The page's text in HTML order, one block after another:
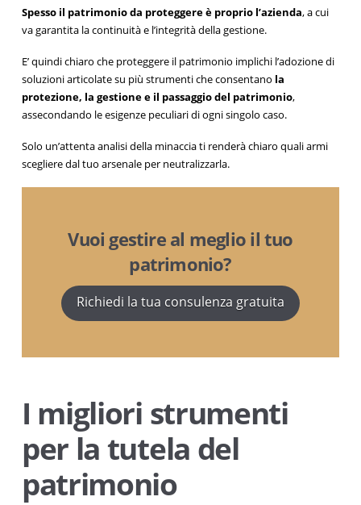
Spesso il patrimonio da proteggere è proprio l’azienda, a cui
va garantita la continuità e l’integrità della gestione.
E’ quindi chiaro che proteggere il patrimonio implichi l’adozione di
soluzioni articolate su più strumenti che consentano la
protezione, la gestione e il passaggio del patrimonio,
assecondando le esigenze peculiari di ogni singolo caso.
Solo un’attenta analisi della minaccia ti renderà chiaro quali armi
scegliere dal tuo arsenale per neutralizzarla.
Vuoi gestire al meglio il tuo
patrimonio?
Richiedi la tua consulenza gratuita
I migliori strumenti
per la tutela del
patrimonio